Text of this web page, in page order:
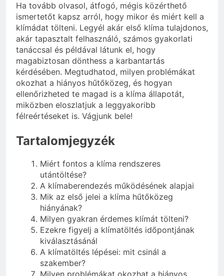
Ha tovább olvasol, átfogó, mégis közérthető
ismertetőt kapsz arról, hogy mikor és miért kell a
klímádat tölteni. Legyél akár első klíma tulajdonos,
akár tapasztalt felhasználó, számos gyakorlati
tanáccsal és példával látunk el, hogy
magabiztosan dönthess a karbantartás
kérdésében. Megtudhatod, milyen problémákat
okozhat a hiányos hűtőközeg, és hogyan
ellenőrizheted te magad is a klíma állapotát,
miközben eloszlatjuk a leggyakoribb
félreértéseket is. Vágjunk bele!
Tartalomjegyzék
Miért fontos a klíma rendszeres
utántöltése?
A klímaberendezés működésének alapjai
Mik az első jelei a klíma hűtőközeg
hiányának?
Milyen gyakran érdemes klímát tölteni?
Ezekre figyelj a klímatöltés időpontjának
kiválasztásánál
A klímatöltés lépései: mit csinál a
szakember?
Milyen problémákat okozhat a hiányos